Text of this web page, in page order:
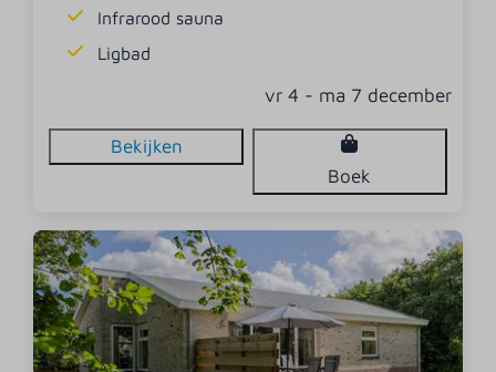
Infrarood sauna
Ligbad
vr 4 - ma 7 december
Bekijken
Boek